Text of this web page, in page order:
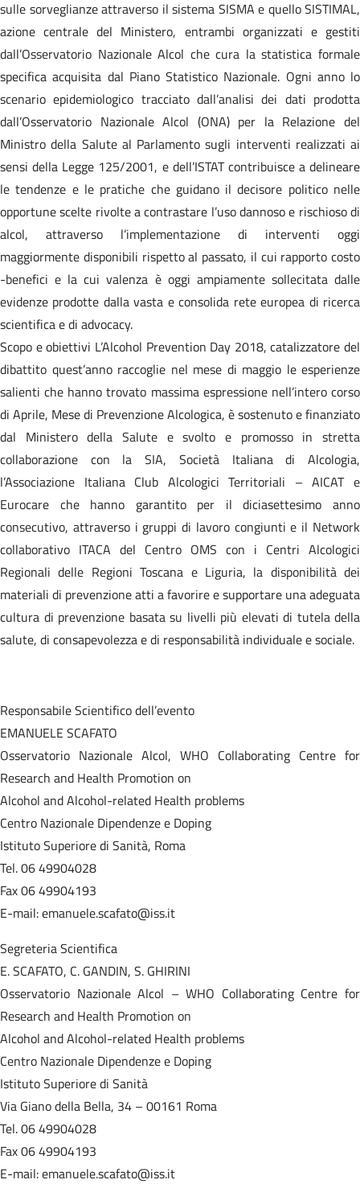
sulle sorveglianze attraverso il sistema SISMA e quello SISTIMAL,
azione centrale del Ministero, entrambi organizzati e gestiti
dall’Osservatorio Nazionale Alcol che cura la statistica formale
specifica acquisita dal Piano Statistico Nazionale. Ogni anno lo
scenario epidemiologico tracciato dall’analisi dei dati prodotta
dall’Osservatorio Nazionale Alcol (ONA) per la Relazione del
Ministro della Salute al Parlamento sugli interventi realizzati ai
sensi della Legge 125/2001, e dell’ISTAT contribuisce a delineare
le tendenze e le pratiche che guidano il decisore politico nelle
opportune scelte rivolte a contrastare l’uso dannoso e rischioso di
alcol, attraverso l’implementazione di interventi oggi
maggiormente disponibili rispetto al passato, il cui rapporto costo
-benefici e la cui valenza è oggi ampiamente sollecitata dalle
evidenze prodotte dalla vasta e consolida rete europea di ricerca
scientifica e di advocacy.
Scopo e obiettivi L’Alcohol Prevention Day 2018, catalizzatore del
dibattito quest’anno raccoglie nel mese di maggio le esperienze
salienti che hanno trovato massima espressione nell’intero corso
di Aprile, Mese di Prevenzione Alcologica, è sostenuto e finanziato
dal Ministero della Salute e svolto e promosso in stretta
collaborazione con la SIA, Società Italiana di Alcologia,
l’Associazione Italiana Club Alcologici Territoriali – AICAT e
Eurocare che hanno garantito per il diciasettesimo anno
consecutivo, attraverso i gruppi di lavoro congiunti e il Network
collaborativo ITACA del Centro OMS con i Centri Alcologici
Regionali delle Regioni Toscana e Liguria, la disponibilità dei
materiali di prevenzione atti a favorire e supportare una adeguata
cultura di prevenzione basata su livelli più elevati di tutela della
salute, di consapevolezza e di responsabilità individuale e sociale.
Responsabile Scientifico dell’evento
EMANUELE SCAFATO
Osservatorio Nazionale Alcol, WHO Collaborating Centre for
Research and Health Promotion on
Alcohol and Alcohol-related Health problems
Centro Nazionale Dipendenze e Doping
Istituto Superiore di Sanità, Roma
Tel. 06 49904028
Fax 06 49904193
E-mail: emanuele.scafato@iss.it
Segreteria Scientifica
E. SCAFATO, C. GANDIN, S. GHIRINI
Osservatorio Nazionale Alcol – WHO Collaborating Centre for
Research and Health Promotion on
Alcohol and Alcohol-related Health problems
Centro Nazionale Dipendenze e Doping
Istituto Superiore di Sanità
Via Giano della Bella, 34 – 00161 Roma
Tel. 06 49904028
Fax 06 49904193
E-mail: emanuele.scafato@iss.it